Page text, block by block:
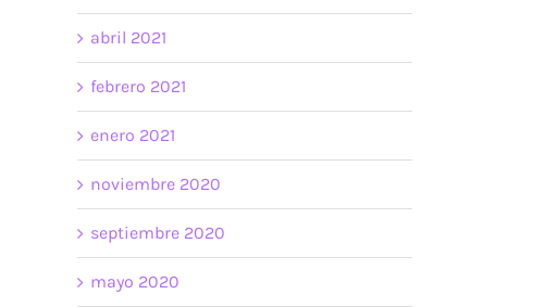
abril 2021
febrero 2021
enero 2021
noviembre 2020
septiembre 2020
mayo 2020